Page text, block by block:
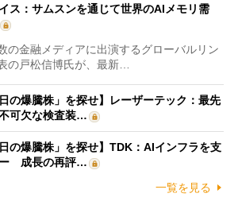
ス：サムスンを通じて世界のAIメモリ需
の金融メディアに出演するグローバルリン
の戸松信博氏が、最新…
の爆騰株」を探せ】レーザーテック：最先
可欠な検査装…
の爆騰株」を探せ】TDK：AIインフラを支
ー 成長の再評…
一覧を見る